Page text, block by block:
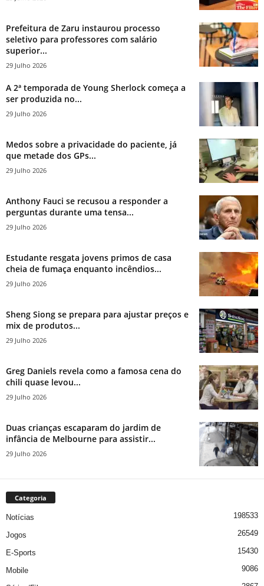
Prefeitura de Zaru instaurou processo
seletivo para professores com salário
superior...
29 Julho 2026
A 2ª temporada de Young Sherlock começa a
ser produzida no...
29 Julho 2026
Medos sobre a privacidade do paciente, já
que metade dos GPs...
29 Julho 2026
Anthony Fauci se recusou a responder a
perguntas durante uma tensa...
29 Julho 2026
Estudante resgata jovens primos de casa
cheia de fumaça enquanto incêndios...
29 Julho 2026
Sheng Siong se prepara para ajustar preços e
mix de produtos...
29 Julho 2026
Greg Daniels revela como a famosa cena do
chili quase levou...
29 Julho 2026
Duas crianças escaparam do jardim de
infância de Melbourne para assistir...
29 Julho 2026
Categoria
Notícias 198533
Jogos 26549
E-Sports 15430
Mobile 9086